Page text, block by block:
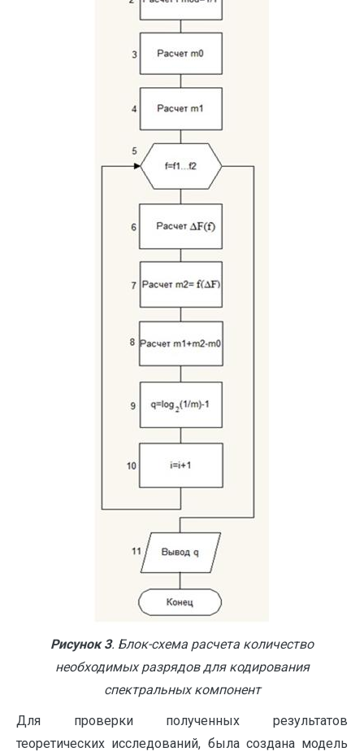
Рисунок 3. Блок-схема расчета количество
необходимых разрядов для кодирования
спектральных компонент
Для проверки полученных результатов
теоретических исследований, была создана модель